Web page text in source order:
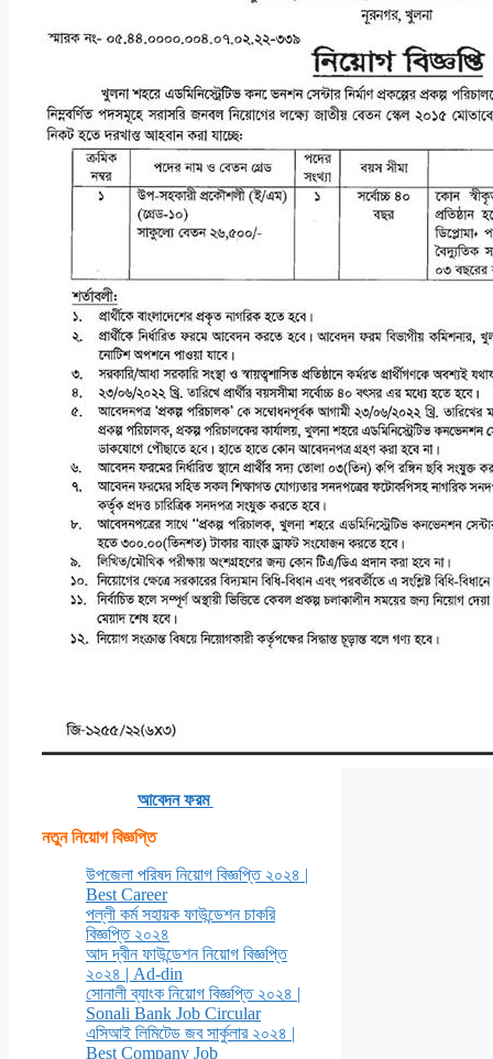
আবেদন ফরম
নতুন নিয়োগ বিজ্ঞপ্তি
উপজেলা পরিষদ নিয়োগ বিজ্ঞপ্তি ২০২৪ |
Best Career
পল্লী কর্ম সহায়ক ফাউন্ডেশন চাকরি
বিজ্ঞপ্তি ২০২৪
আদ দ্বীন ফাউন্ডেশন নিয়োগ বিজ্ঞপ্তি
২০২৪ | Ad-din
সোনালী ব্যাংক নিয়োগ বিজ্ঞপ্তি ২০২৪ |
Sonali Bank Job Circular
এসিআই লিমিটেড জব সার্কুলার ২০২৪ |
Best Company Job